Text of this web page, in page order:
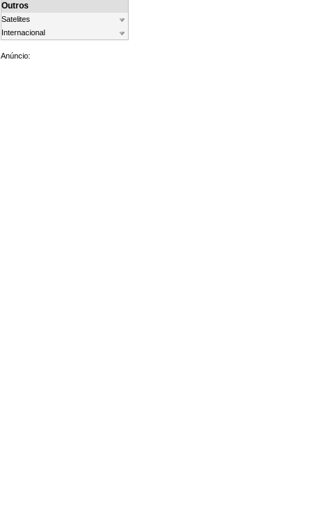
Outros
Satelites
Internacional
Anúncio: